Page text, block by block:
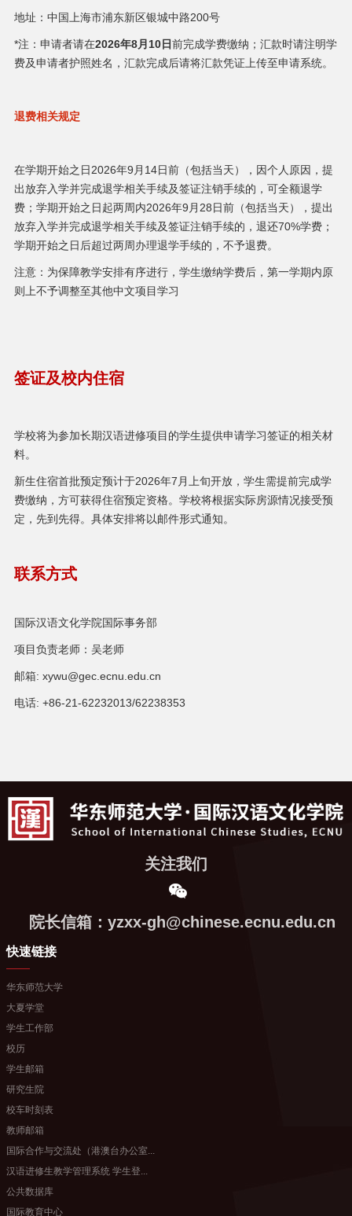
地址：中国上海市浦东新区银城中路200号
*注：申请者请在2026年8月10日前完成学费缴纳；汇款时请注明学
费及申请者护照姓名，汇款完成后请将汇款凭证上传至申请系统。
退费相关规定
在学期开始之日2026年9月14日前（包括当天），因个人原因，提
出放弃入学并完成退学相关手续及签证注销手续的，可全额退学
费；学期开始之日起两周内2026年9月28日前（包括当天），提出
放弃入学并完成退学相关手续及签证注销手续的，退还70%学费；
学期开始之日后超过两周办理退学手续的，不予退费。
注意：为保障教学安排有序进行，学生缴纳学费后，第一学期内原
则上不予调整至其他中文项目学习
签证及校内住宿
学校将为参加长期汉语进修项目的学生提供申请学习签证的相关材
料。
新生住宿首批预定预计于2026年7月上旬开放，学生需提前完成学
费缴纳，方可获得住宿预定资格。学校将根据实际房源情况接受预
定，先到先得。具体安排将以邮件形式通知。
联系方式
国际汉语文化学院国际事务部
项目负责老师：吴老师
邮箱: xywu@gec.ecnu.edu.cn
电话: +86-21-62232013/62238353
关注我们
院长信箱：yzxx-gh@chinese.ecnu.edu.cn
快速链接
华东师范大学
大夏学堂
学生工作部
校历
学生邮箱
研究生院
校车时刻表
教师邮箱
国际合作与交流处（港澳台办公室...
汉语进修生教学管理系统 学生登...
公共数据库
国际教育中心